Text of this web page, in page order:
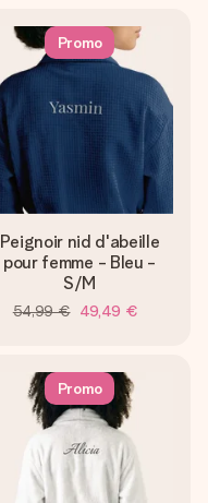
Promo
Peignoir nid d'abeille
pour femme - Bleu -
S/M
54,99 € 49,49 €
Promo